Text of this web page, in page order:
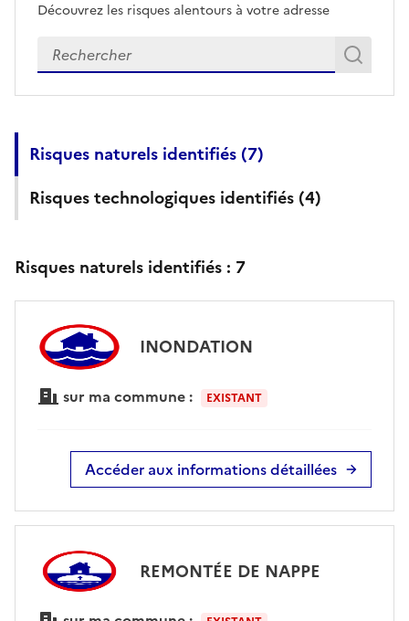
Découvrez les risques alentours à votre adresse
Veuillez renseigner votre adresse exacte
Risques naturels identifiés (7)
Risques technologiques identifiés (4)
Risques naturels identifiés : 7
INONDATION
sur ma commune : EXISTANT
Accéder aux informations détaillées
REMONTÉE DE NAPPE